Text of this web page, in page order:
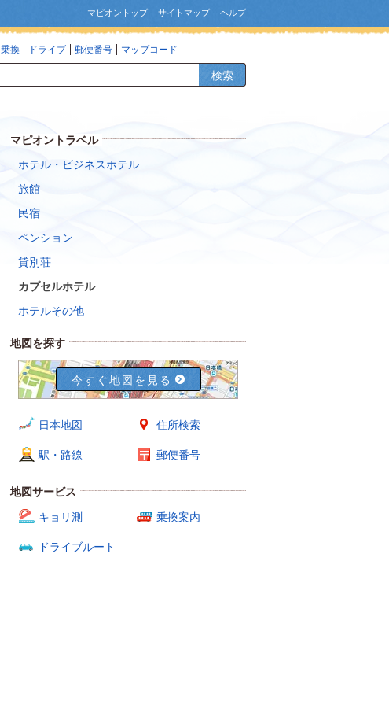
マピオントップ サイトマップ ヘルプ
乗換 ドライブ 郵便番号 マップコード
検索
マピオントラベル
ホテル・ビジネスホテル
旅館
民宿
ペンション
貸別荘
カプセルホテル
ホテルその他
地図を探す
今すぐ地図を見る
日本地図 住所検索
駅・路線 郵便番号
地図サービス
キョリ測
乗換案内
ドライブルート